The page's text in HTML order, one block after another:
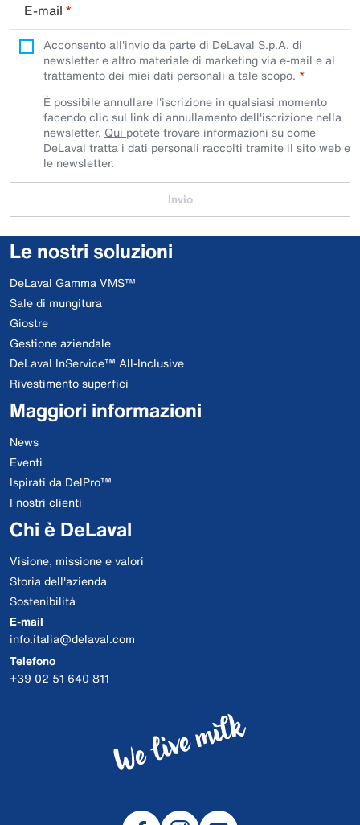
E-mail *
Acconsento all'invio da parte di DeLaval S.p.A. di
newsletter e altro materiale di marketing via e-mail e al
trattamento dei miei dati personali a tale scopo.
È possibile annullare l'iscrizione in qualsiasi momento
facendo clic sul link di annullamento dell'iscrizione nella
newsletter. Qui potete trovare informazioni su come
DeLaval tratta i dati personali raccolti tramite il sito web e
le newsletter.
Invio
Le nostri soluzioni
DeLaval Gamma VMS™
Sale di mungitura
Giostre
Gestione aziendale
DeLaval InService™ All-Inclusive
Rivestimento superfici
Maggiori informazioni
News
Eventi
Ispirati da DelPro™
I nostri clienti
Chi è DeLaval
Visione, missione e valori
Storia dell'azienda
Sostenibilità
E-mail
info.italia@delaval.com
Telefono
+39 02 51 640 811